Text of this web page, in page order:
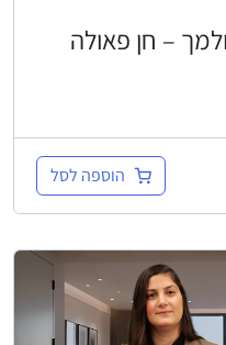
– חן פאולה
הוספה לסל